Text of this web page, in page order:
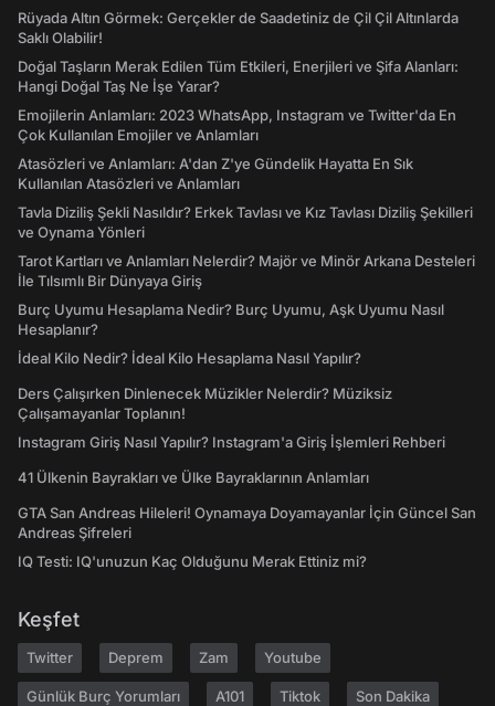
Rüyada Altın Görmek: Gerçekler de Saadetiniz de Çil Çil Altınlarda
Saklı Olabilir!
Doğal Taşların Merak Edilen Tüm Etkileri, Enerjileri ve Şifa Alanları:
Hangi Doğal Taş Ne İşe Yarar?
Emojilerin Anlamları: 2023 WhatsApp, Instagram ve Twitter'da En
Çok Kullanılan Emojiler ve Anlamları
Atasözleri ve Anlamları: A'dan Z'ye Gündelik Hayatta En Sık
Kullanılan Atasözleri ve Anlamları
Tavla Diziliş Şekli Nasıldır? Erkek Tavlası ve Kız Tavlası Diziliş Şekilleri
ve Oynama Yönleri
Tarot Kartları ve Anlamları Nelerdir? Majör ve Minör Arkana Desteleri
İle Tılsımlı Bir Dünyaya Giriş
Burç Uyumu Hesaplama Nedir? Burç Uyumu, Aşk Uyumu Nasıl
Hesaplanır?
İdeal Kilo Nedir? İdeal Kilo Hesaplama Nasıl Yapılır?
Ders Çalışırken Dinlenecek Müzikler Nelerdir? Müziksiz
Çalışamayanlar Toplanın!
Instagram Giriş Nasıl Yapılır? Instagram'a Giriş İşlemleri Rehberi
41 Ülkenin Bayrakları ve Ülke Bayraklarının Anlamları
GTA San Andreas Hileleri! Oynamaya Doyamayanlar İçin Güncel San
Andreas Şifreleri
IQ Testi: IQ'unuzun Kaç Olduğunu Merak Ettiniz mi?
Keşfet
Twitter Deprem Zam Youtube
Günlük Burç Yorumları A101 Tiktok Son Dakika